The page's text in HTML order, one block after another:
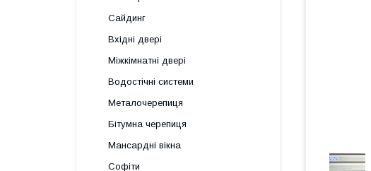
Сайдинг
Вхідні двері
Міжкімнатні двері
Водостічні системи
Металочерепиця
Бітумна черепиця
Мансардні вікна
Софіти